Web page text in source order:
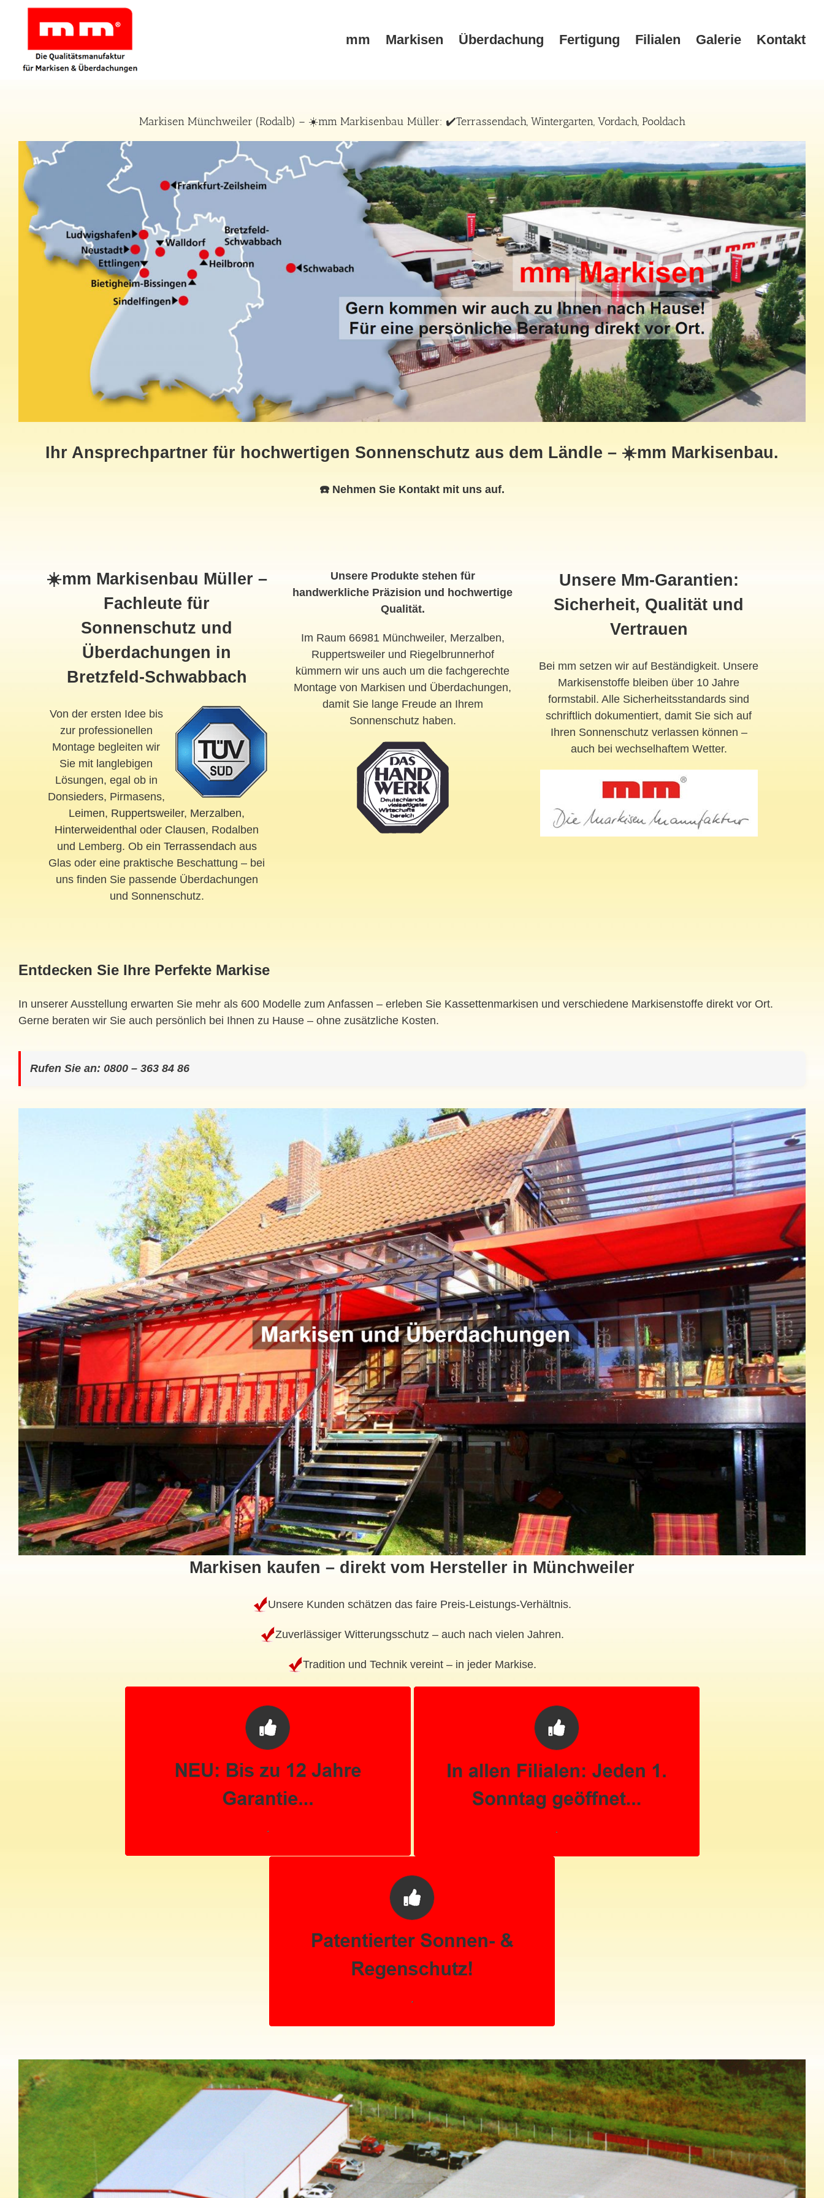
mm Markisen Überdachung Fertigung Filialen Galerie Kontakt
Markisen Münchweiler (Rodalb) – ☀️mm Markisenbau Müller: ✔️Terrassendach, Wintergarten, Vordach, Pooldach
Ihr Ansprechpartner für hochwertigen Sonnenschutz aus dem Ländle – ☀️mm Markisenbau.
☎️ Nehmen Sie Kontakt mit uns auf.
☀️mm Markisenbau Müller –
Fachleute für
Sonnenschutz und
Überdachungen in
Bretzfeld-Schwabbach
Von der ersten Idee bis
zur professionellen
Montage begleiten wir
Sie mit langlebigen
Lösungen, egal ob in
Donsieders, Pirmasens,
Leimen, Ruppertsweiler, Merzalben,
Hinterweidenthal oder Clausen, Rodalben
und Lemberg. Ob ein Terrassendach aus
Glas oder eine praktische Beschattung – bei
uns finden Sie passende Überdachungen
und Sonnenschutz.
Unsere Produkte stehen für
handwerkliche Präzision und hochwertige
Qualität.
Im Raum 66981 Münchweiler, Merzalben,
Ruppertsweiler und Riegelbrunnerhof
kümmern wir uns auch um die fachgerechte
Montage von Markisen und Überdachungen,
damit Sie lange Freude an Ihrem
Sonnenschutz haben.
Unsere Mm-Garantien:
Sicherheit, Qualität und
Vertrauen
Bei mm setzen wir auf Beständigkeit. Unsere
Markisenstoffe bleiben über 10 Jahre
formstabil. Alle Sicherheitsstandards sind
schriftlich dokumentiert, damit Sie sich auf
Ihren Sonnenschutz verlassen können –
auch bei wechselhaftem Wetter.
Entdecken Sie Ihre Perfekte Markise
In unserer Ausstellung erwarten Sie mehr als 600 Modelle zum Anfassen – erleben Sie Kassettenmarkisen und verschiedene Markisenstoffe direkt vor Ort.
Gerne beraten wir Sie auch persönlich bei Ihnen zu Hause – ohne zusätzliche Kosten.
Rufen Sie an: 0800 – 363 84 86
Markisen kaufen – direkt vom Hersteller in Münchweiler
Unsere Kunden schätzen das faire Preis-Leistungs-Verhältnis.
Zuverlässiger Witterungsschutz – auch nach vielen Jahren.
Tradition und Technik vereint – in jeder Markise.